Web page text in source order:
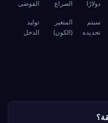
دولارًا
الصراع
الفوضى
سيتم
تحديده
المتغير
(الكون)
توليد
الدخل